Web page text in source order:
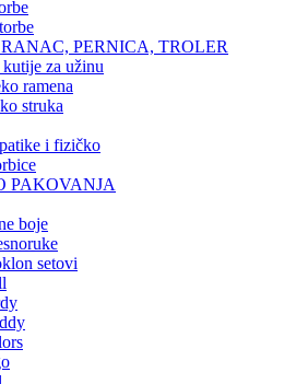
PERNICA, TROLER
za užinu
ramena
struka
i fizičko
PAKOVANJA
boje
setovi